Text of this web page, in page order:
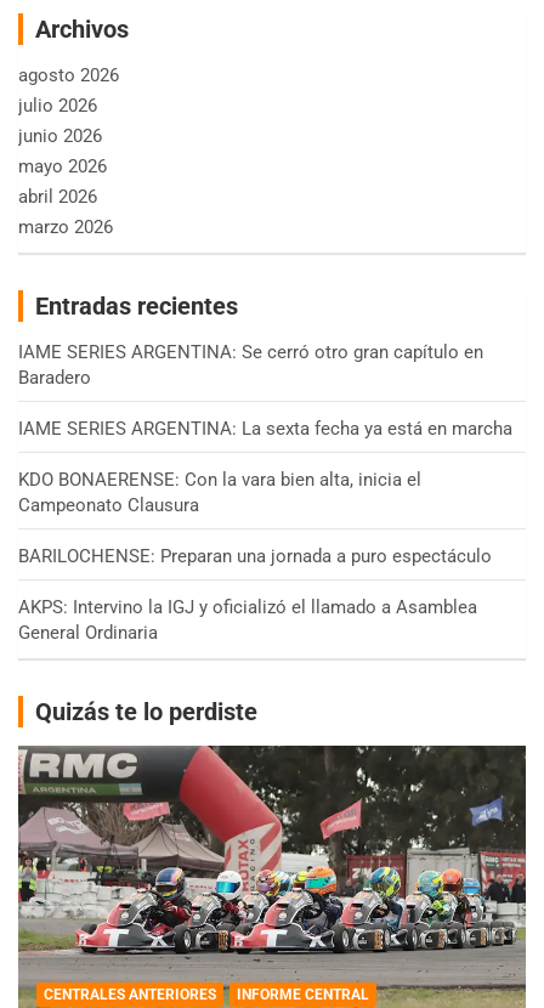
Archivos
agosto 2026
julio 2026
junio 2026
mayo 2026
abril 2026
marzo 2026
Entradas recientes
IAME SERIES ARGENTINA: Se cerró otro gran capítulo en
Baradero
IAME SERIES ARGENTINA: La sexta fecha ya está en marcha
KDO BONAERENSE: Con la vara bien alta, inicia el
Campeonato Clausura
BARILOCHENSE: Preparan una jornada a puro espectáculo
AKPS: Intervino la IGJ y oficializó el llamado a Asamblea
General Ordinaria
Quizás te lo perdiste
CENTRALES ANTERIORES
INFORME CENTRAL